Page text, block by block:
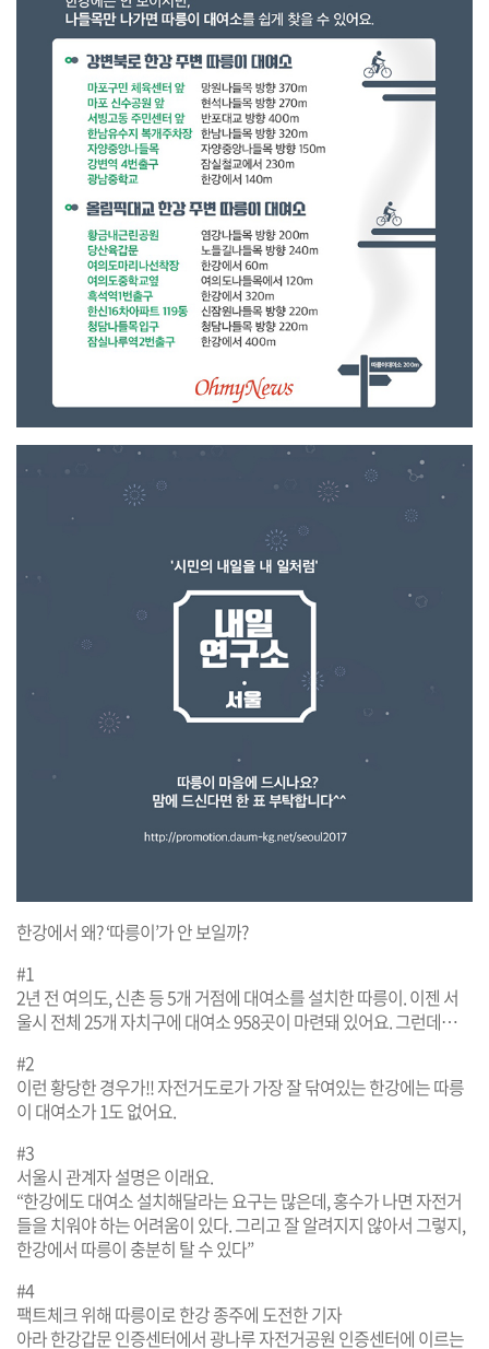
한강에서 왜? ‘따릉이’가 안 보일까?
#1
2년 전 여의도, 신촌 등 5개 거점에 대여소를 설치한 따릉이. 이젠 서
울시 전체 25개 자치구에 대여소 958곳이 마련돼 있어요. 그런데…
#2
이런 황당한 경우가!! 자전거도로가 가장 잘 닦여있는 한강에는 따릉
이 대여소가 1도 없어요.
#3
서울시 관계자 설명은 이래요.
“한강에도 대여소 설치해달라는 요구는 많은데, 홍수가 나면 자전거
들을 치워야 하는 어려움이 있다. 그리고 잘 알려지지 않아서 그렇지,
한강에서 따릉이 충분히 탈 수 있다”
#4
팩트체크 위해 따릉이로 한강 종주에 도전한 기자
아라 한강갑문 인증센터에서 광나루 자전거공원 인증센터에 이르는